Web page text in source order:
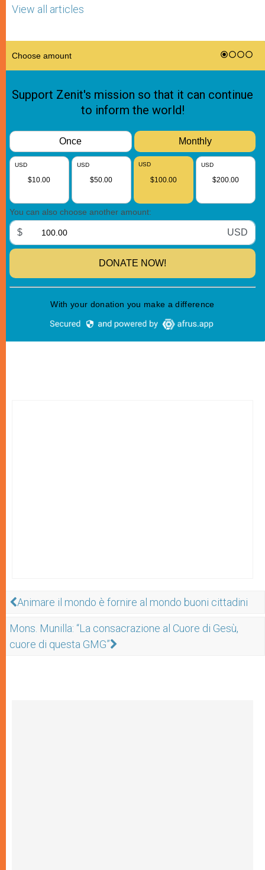
View all articles
Animare il mondo è fornire al mondo buoni cittadini
Mons. Munilla: “La consacrazione al Cuore di Gesù,
cuore di questa GMG”